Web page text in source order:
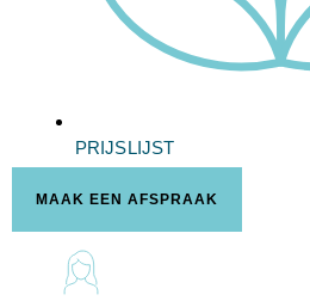
PRIJSLIJST
MAAK EEN AFSPRAAK